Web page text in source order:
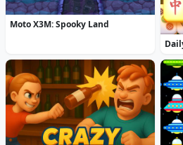
Moto X3M: Spooky Land